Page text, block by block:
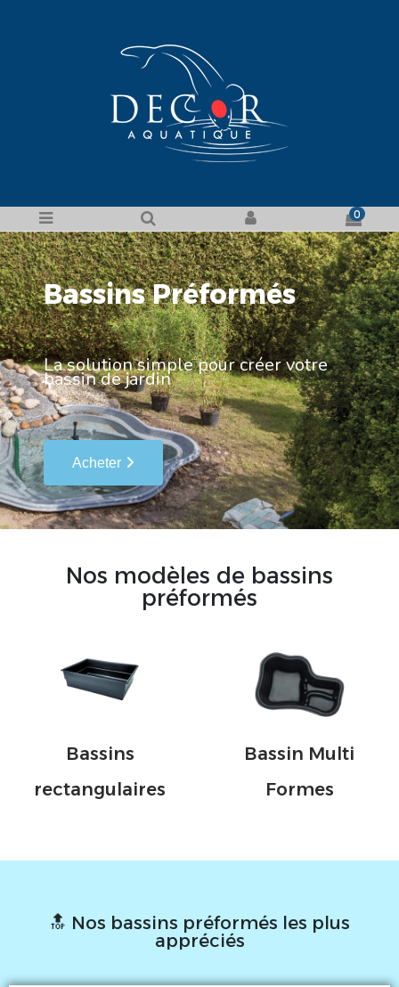
0
Bassins Préformés
La solution simple pour créer votre
bassin de jardin
Acheter
Nos modèles de bassins
préformés
Bassins
rectangulaires
Bassin Multi
Formes
🔝 Nos bassins préformés les plus
appréciés